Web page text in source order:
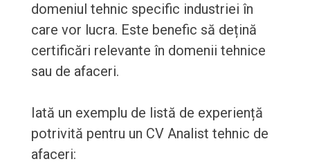
domeniul tehnic specific industriei în
care vor lucra. Este benefic să dețină
certificări relevante în domenii tehnice
sau de afaceri.
Iată un exemplu de listă de experiență
potrivită pentru un CV Analist tehnic de
afaceri: